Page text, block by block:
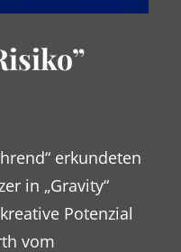
erkundeten
in „Gravity“
Potenzial
vom